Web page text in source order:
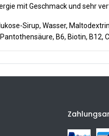
mit Geschmack und sehr
Sirup, Wasser,
B6, Biotin,